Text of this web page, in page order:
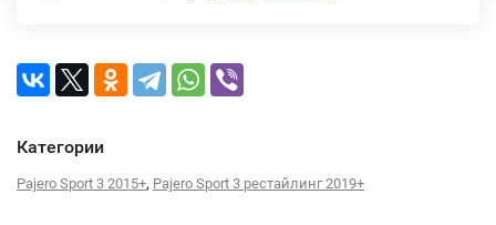
Категории
Pajero Sport 3 2015+, Pajero Sport 3 рестайлинг 2019+